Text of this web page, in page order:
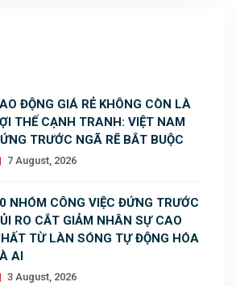
ĐỘNG GIÁ RẺ KHÔNG CÒN LÀ
THẾ CẠNH TRANH: VIỆT NAM
TRƯỚC NGÃ RẼ BẮT BUỘC
7 August, 2026
NHÓM CÔNG VIỆC ĐỨNG TRƯỚC
RO CẮT GIẢM NHÂN SỰ CAO
TỪ LÀN SÓNG TỰ ĐỘNG HÓA
AI
3 August, 2026